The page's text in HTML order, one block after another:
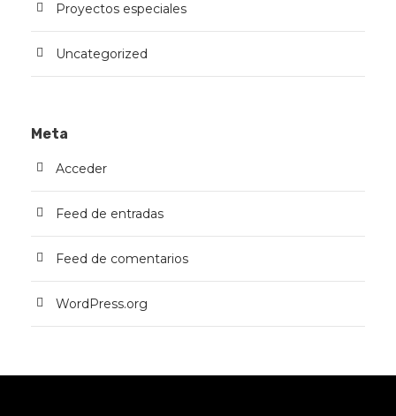
Proyectos especiales
Uncategorized
Meta
Acceder
Feed de entradas
Feed de comentarios
WordPress.org